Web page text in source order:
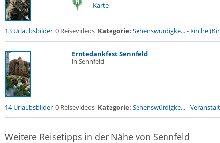
Karte
13 Urlaubsbilder 0 Reisevideos Kategorie: Sehenswürdigke...- Kirche
Erntedankfest Sennfeld
in Sennfeld
14 Urlaubsbilder 0 Reisevideos Kategorie: Sehenswürdigke...-
Weitere Reisetipps in der Nähe von Sennfeld